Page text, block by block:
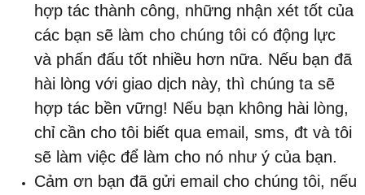
hợp tác thành công, những nhận xét tốt của
các bạn sẽ làm cho chúng tôi có động lực
và phấn đấu tốt nhiều hơn nữa. Nếu bạn đã
hài lòng với giao dịch này, thì chúng ta sẽ
hợp tác bền vững! Nếu bạn không hài lòng,
chỉ cần cho tôi biết qua email, sms, đt và tôi
sẽ làm việc để làm cho nó như ý của bạn.
Cảm ơn bạn đã gửi email cho chúng tôi, nếu